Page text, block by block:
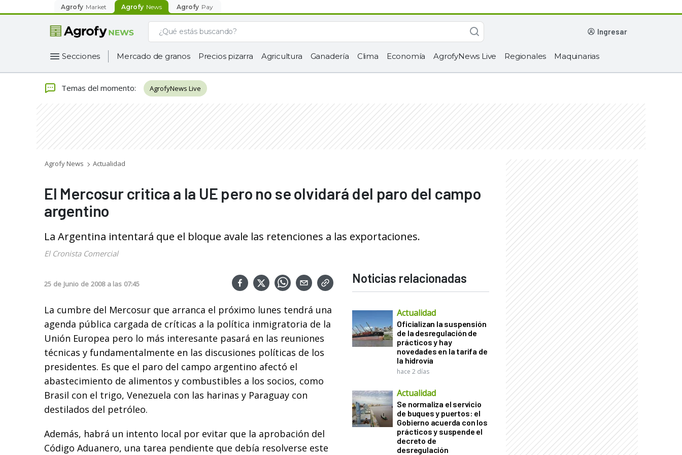
Agrofy Market Agrofy News Agrofy Pay
ingresar
Secciones Mercado de granos Precios pizarra Agricultura Ganadería Clima Economía AgrofyNews Live Regionales Maquinarias
Temas del momento: AgrofyNews Live
Agrofy News Actualidad
El Mercosur critica a la UE pero no se olvidará del paro del campo
argentino
La Argentina intentará que el bloque avale las retenciones a las exportaciones.
El Cronista Comercial
25 de Junio de 2008 a las 07:45
La cumbre del Mercosur que arranca el próximo lunes tendrá una
agenda pública cargada de críticas a la política inmigratoria de la
Unión Europea pero lo más interesante pasará en las reuniones
técnicas y fundamentalmente en las discusiones políticas de los
presidentes. Es que el paro del campo argentino afectó el
abastecimiento de alimentos y combustibles a los socios, como
Brasil con el trigo, Venezuela con las harinas y Paraguay con
destilados del petróleo.
Además, habrá un intento local por evitar que la aprobación del
Código Aduanero, una tarea pendiente que debía resolverse este
Noticias relacionadas
Actualidad
Oficializan la suspensión
de la desregulación de
prácticos y hay
novedades en la tarifa de
la hidrovía
hace 2 días
Actualidad
Se normaliza el servicio
de buques y puertos: el
Gobierno acuerda con los
prácticos y suspende el
decreto de
desregulación